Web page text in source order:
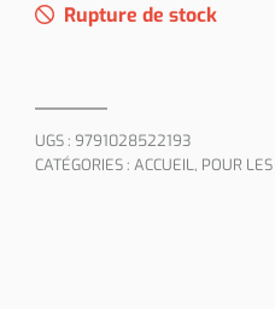
Rupture de stock
UGS : 9791028522193
CATÉGORIES : ACCUEIL, POUR